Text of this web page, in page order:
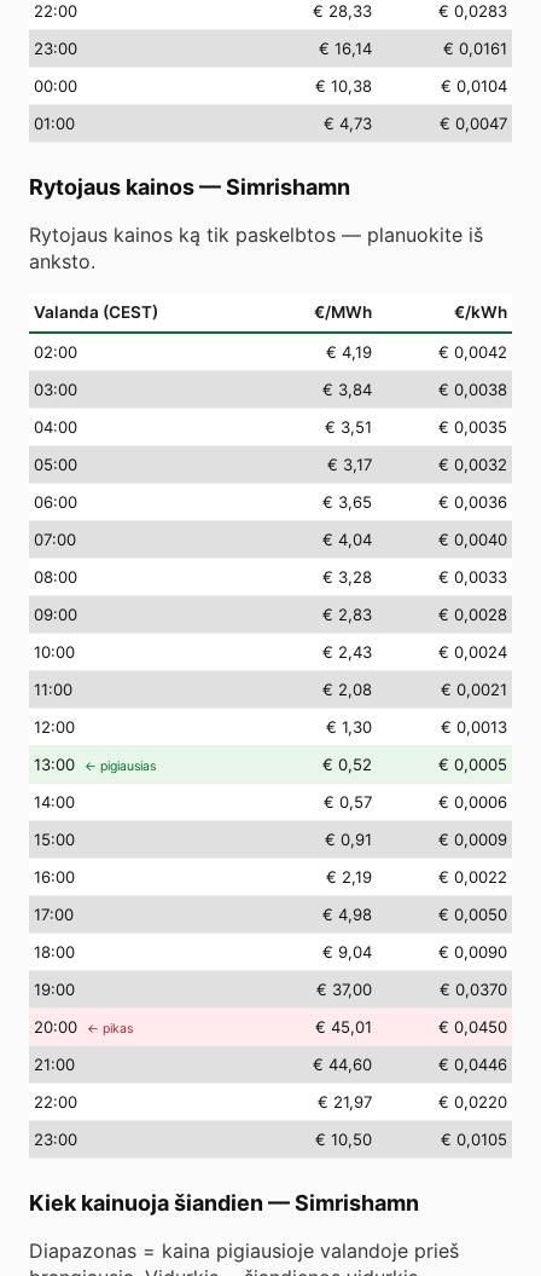
22:00 € 28,33
€ 0,0283
23:00 € 16,14
€ 0,0161
00:00 € 10,38
€ 0,0104
01:00 € 4,73 € 0,0047
Rytojaus kainos—Simrishamn
Rytojaus kainos ką tik paskelbtos — planuokite iš
anksto.
Valanda (CEST) €/MWh €/kWh
02:00 € 4,19
€ 0,0042
03:00 € 3,84
€ 0,0038
04:00 € 3,51
€ 0,0035
05:00 € 3,17
€ 0,0032
06:00 € 3,65
€ 0,0036
07:00 € 4,04
€ 0,0040
08:00 € 3,28
€ 0,0033
09:00 € 2,83
€ 0,0028
10:00 € 2,43
€ 0,0024
11:00 € 2,08
€ 0,0021
12:00 € 1,30
€ 0,0013
13:00 ← pigiausias € 0,52
€ 0,0005
14:00 € 0,57
€ 0,0006
15:00 € 0,91
€ 0,0009
16:00 € 2,19
€ 0,0022
17:00 € 4,98
€ 0,0050
18:00 € 9,04
€ 0,0090
19:00 € 37,00
€ 0,0370
20:00 ← pikas € 45,01
€ 0,0450
21:00 € 44,60
€ 0,0446
22:00 € 21,97
€ 0,0220
23:00 € 10,50 € 0,0105
Kiek kainuoja šiandien —Simrishamn
Diapazonas = kaina pigiausioje valandoje prieš